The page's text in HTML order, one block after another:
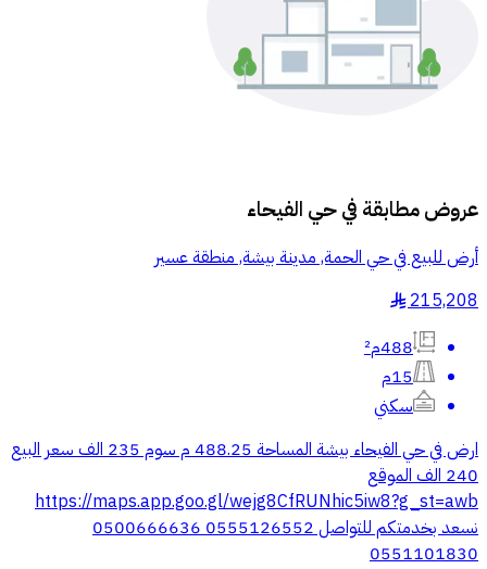
عروض مطابقة فيحي الفيحاء
أرض للبيع في حي الحمة, مدينة بيشة, منطقة عسير
215,208
§
488م²
15م
سكني
ارض في حي الفيحاء بيشة المساحة 488.25 م سوم 235 الف سعر البيع
240 الف الموقع
https://maps.app.goo.gl/wejg8CfRUNhic5iw8?g_st=awb
نسعد بخدمتكم للتواصل 0555126552 0500666636
0551101830